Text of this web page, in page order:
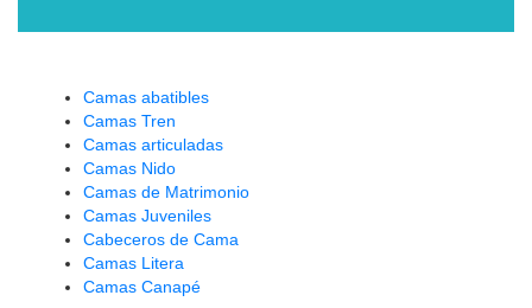
Camas abatibles
Camas Tren
Camas articuladas
Camas Nido
Camas de Matrimonio
Camas Juveniles
Cabeceros de Cama
Camas Litera
Camas Canapé